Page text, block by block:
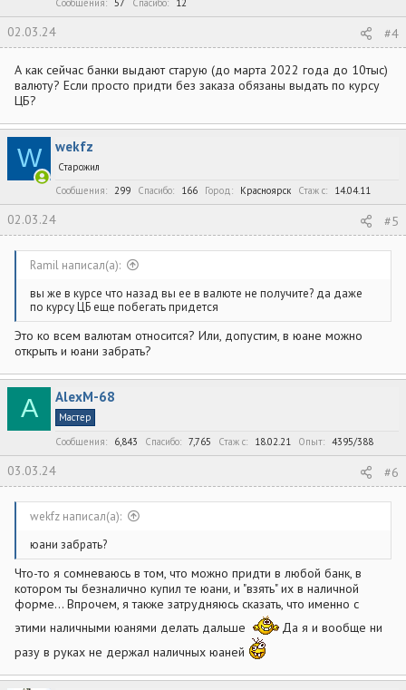
Сообщения
57 Спасибо 12
02.03.24 #4
А как сейчас банки выдают старую (до марта 2022 года до 10тыс)
валюту? Если просто придти без заказа обязаны выдать по курсу
ЦБ?
W wekfz
Старожил
Сообщения
299 Спасибо 166 Город Красноярск Стаж c 14.04.11
02.03.24 #5
Ramil написал(а):
вы же в курсе что назад вы ее в валюте не получите? да даже
по курсу ЦБ еще побегать придется
Это ко всем валютам относится? Или, допустим, в юане можно
открыть и юани забрать?
A AlexM-68
Мастер
Сообщения
6,843 Спасибо 7,765 Стаж c 18.02.21 Опыт 4395/388
03.03.24 #6
wekfz написал(а):
юани забрать?
Что-то я сомневаюсь в том, что можно придти в любой банк, в
котором ты безналично купил те юани, и "взять" их в наличной
форме... Впрочем, я также затрудняюсь сказать, что именно с
этими наличными юанями делать дальше
Да я и вообще ни
разу в руках не держал наличных юаней